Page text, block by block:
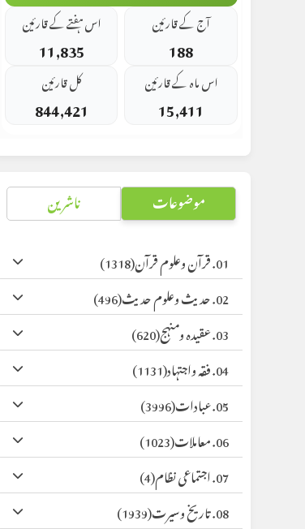
آج کے قارئین
188
اس ہفتے کے قارئین
11,835
اس ماہ کے قارئین
15,411
کل قارئین
844,421
موضوعات ناشرین
01. قرآن وعلوم قرآن
(1318)
02. حدیث وعلوم حدیث
(496)
03. عقیدہ ومنہج
(620)
04. فقہ واجتہاد
(1131)
05. عبادات
(3996)
06. معاملات
(1023)
07. اجتماعی نظام
(4)
08. تاریخ وسیرت
(1939)